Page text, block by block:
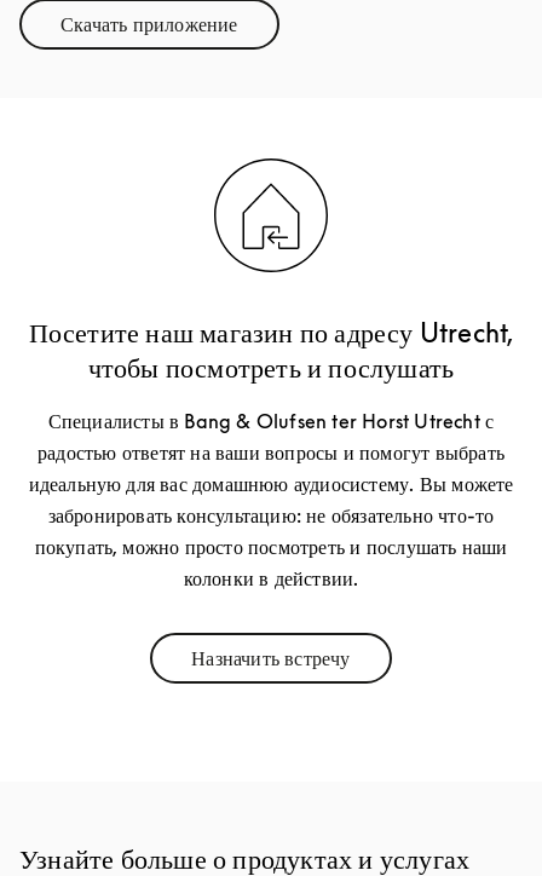
Скачать приложениеLink Opens in New Tab
Посетите наш магазин по адресу Utrecht,
чтобы посмотреть и послушать
Специалисты в Bang & Olufsen ter Horst Utrecht с
радостью ответят на ваши вопросы и помогут выбрать
идеальную для вас домашнюю аудиосистему. Вы можете
забронировать консультацию: не обязательно что-то
покупать, можно просто посмотреть и послушать наши
колонки в действии.
Назначить встречуLink Opens in New Tab
Узнайте больше о продуктах и услугах